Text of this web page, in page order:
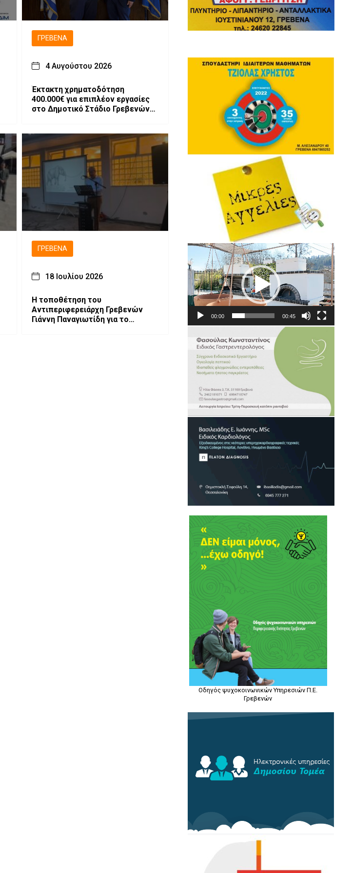
ΓΡΕΒΕΝΆ
4 Αυγούστου 2026
Έκτακτη χρηματοδότηση
400.000€ για επιπλέον εργασίες
στο Δημοτικό Στάδιο Γρεβενών
ΓΡΕΒΕΝΆ
18 Ιουλίου 2026
Η τοποθέτηση του
Αντιπεριφερειάρχη Γρεβενών
Γιάννη Παναγιωτίδη για το
Πρόγραμμα
Αναπαραγωγής
Βίντεο
00:00 00:45
Οδηγός ψυχοκοινωνικών Υπηρεσιών Π.Ε.
Γρεβενών